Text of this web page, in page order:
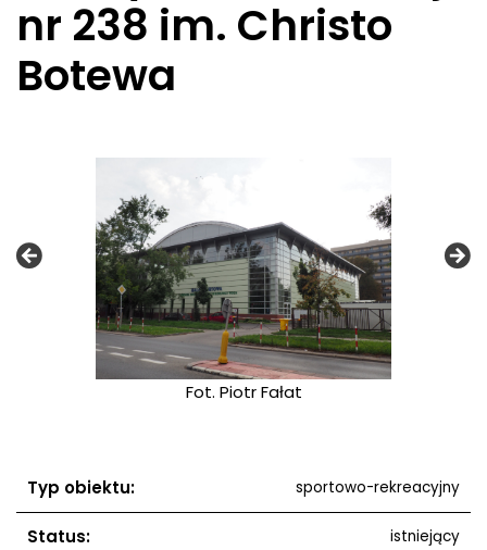
nr 238 im. Christo
Botewa
Fot. Piotr Fałat
Typ obiektu: sportowo-rekreacyjny
Status: istniejący